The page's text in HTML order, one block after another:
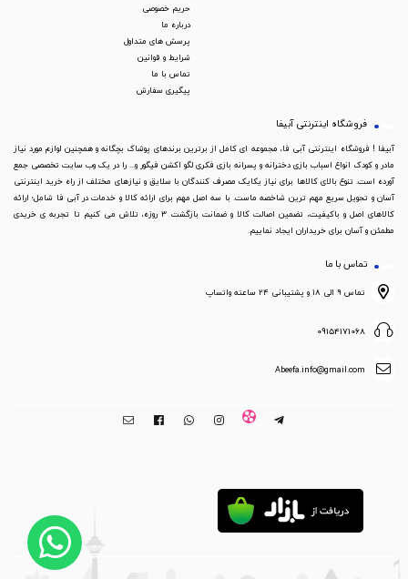
حریم خصوصی
درباره ما
پرسش های متداول
شرایط و قوانین
تماس با ما
پیگیری سفارش
فروشگاه اینترنتی آبیفا
آبیفا ! فروشگاه اینترنتی آبی فا، مجموعه ای کامل از برترین برندهای پوشاک بچگانه و همچنین لوازم مورد نیاز
مادر و کودک انواع اسباب بازی دخترانه و پسرانه بازی فکری لگو اکشن فیگور و... را در یک وب سایت تخصصی جمع
آورده است. تنوع بالای کالاها برای نیاز یکایک مصرف کنندگان با سلایق و نیازهای مختلف از راه خرید اینترنتی
آسان و تحویل سریع مهم ترین شاخصه ماست. با سه اصل مهم برای ارائه کالا و خدمات در آبی فا شامل؛ ارائه
کالاهای اصل و باکیفیت، تضمین اصالت کالا و ضمانت بازگشت 3 روزه، تلاش می کنیم تا تجربه ی خریدی
مطمئن و آسان برای خریداران ایجاد نماییم.
تماس با ما
تماس ۹ الی ۱۸ و پشتیبانی ۲۴ ساعته واتساپ
09154171068
Abeefa.info@gmail.com